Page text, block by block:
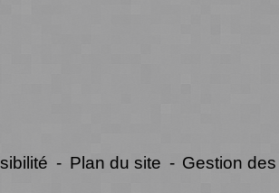
- Plan du site - Gestion